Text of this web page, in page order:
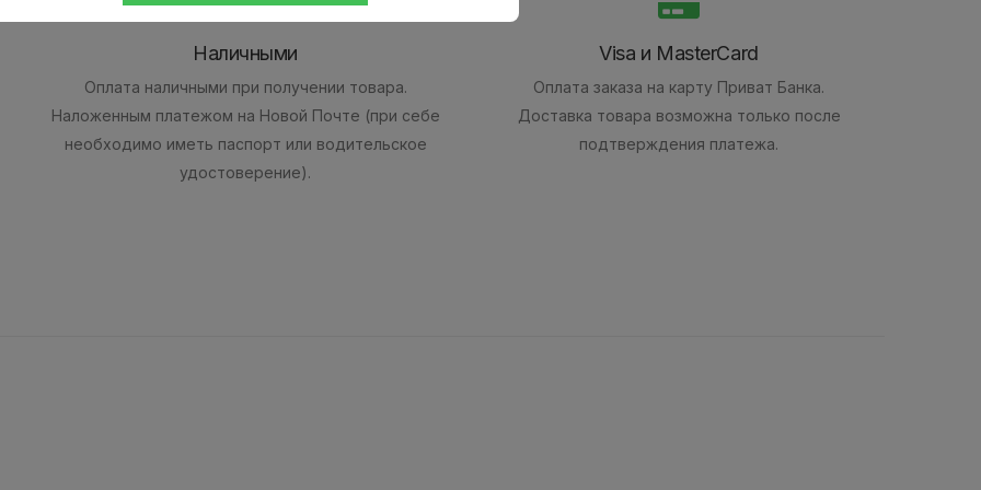
Наличными
Оплата наличными при получении товара.
Наложенным платежом на Новой Почте (при себе
необходимо иметь паспорт или водительское
удостоверение).
Visa и MasterCard
Оплата заказа на карту Приват Банка.
Доставка товара возможна только после
подтверждения платежа.